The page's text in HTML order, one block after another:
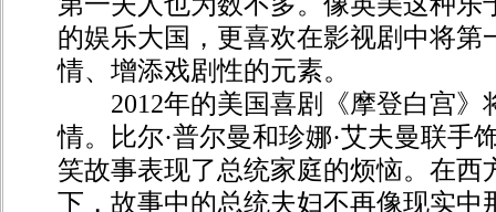
的娱乐大国，更喜欢在影视剧中将第
情、增添戏剧性的元素。
2012年的美国喜剧《摩登白宫》
情。比尔·普尔曼和珍娜·艾夫曼联手
笑故事表现了总统家庭的烦恼。在西
下，故事中的总统夫妇不再像现实中